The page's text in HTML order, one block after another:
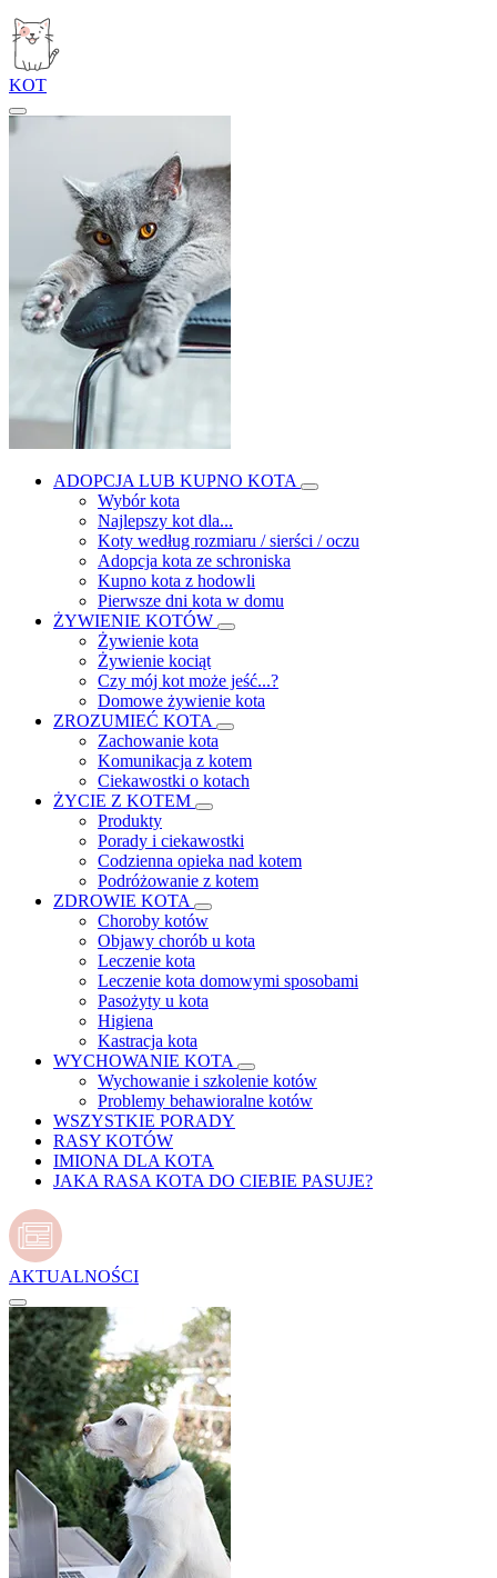
KOT
ADOPCJA LUB KUPNO KOTA
Wybór kota
Najlepszy kot dla...
Koty według rozmiaru / sierści / oczu
Adopcja kota ze schroniska
Kupno kota z hodowli
Pierwsze dni kota w domu
ŻYWIENIE KOTÓW
Żywienie kota
Żywienie kociąt
Czy mój kot może jeść...?
Domowe żywienie kota
ZROZUMIEĆ KOTA
Zachowanie kota
Komunikacja z kotem
Ciekawostki o kotach
ŻYCIE Z KOTEM
Produkty
Porady i ciekawostki
Codzienna opieka nad kotem
Podróżowanie z kotem
ZDROWIE KOTA
Choroby kotów
Objawy chorób u kota
Leczenie kota
Leczenie kota domowymi sposobami
Pasożyty u kota
Higiena
Kastracja kota
WYCHOWANIE KOTA
Wychowanie i szkolenie kotów
Problemy behawioralne kotów
WSZYSTKIE PORADY
RASY KOTÓW
IMIONA DLA KOTA
JAKA RASA KOTA DO CIEBIE PASUJE?
AKTUALNOŚCI